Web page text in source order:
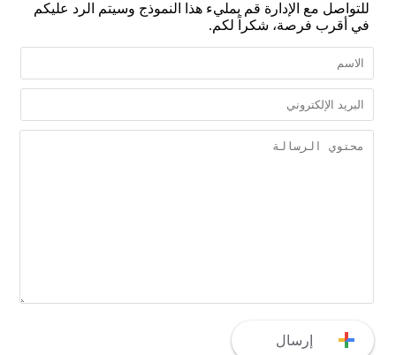
للتواصل مع الإدارة قم بمليء هذا النموذج وسيتم الرد عليكم
في أقرب فرصة، شكراً لكم.